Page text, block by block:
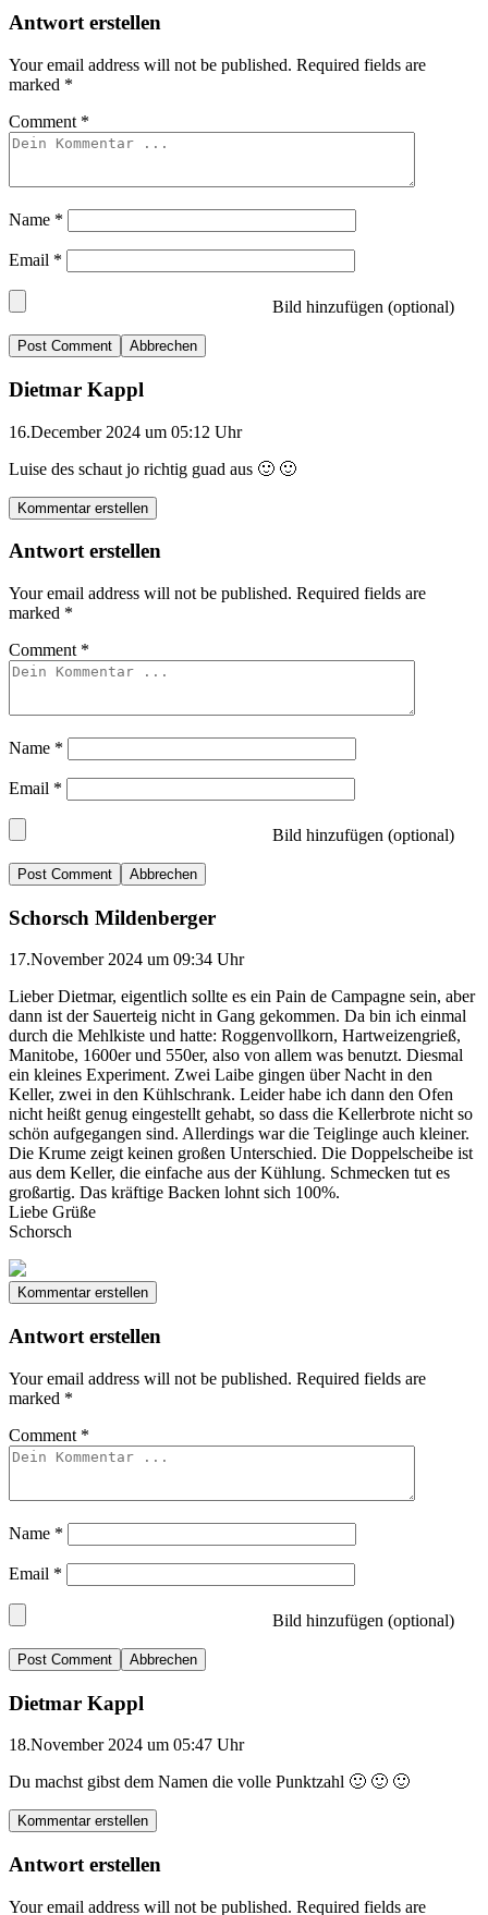
Antwort erstellen
Your email address will not be published. Required fields are
marked *
Comment *
Name *
Email *
Bild hinzufügen (optional)
Abbrechen
Dietmar Kappl
16.December 2024 um 05:12 Uhr
Luise des schaut jo richtig guad aus 🙂 🙂
Kommentar erstellen
Antwort erstellen
Your email address will not be published. Required fields are
marked *
Comment *
Name *
Email *
Bild hinzufügen (optional)
Abbrechen
Schorsch Mildenberger
17.November 2024 um 09:34 Uhr
Lieber Dietmar, eigentlich sollte es ein Pain de Campagne sein, aber
dann ist der Sauerteig nicht in Gang gekommen. Da bin ich einmal
durch die Mehlkiste und hatte: Roggenvollkorn, Hartweizengrieß,
Manitobe, 1600er und 550er, also von allem was benutzt. Diesmal
ein kleines Experiment. Zwei Laibe gingen über Nacht in den
Keller, zwei in den Kühlschrank. Leider habe ich dann den Ofen
nicht heißt genug eingestellt gehabt, so dass die Kellerbrote nicht so
schön aufgegangen sind. Allerdings war die Teiglinge auch kleiner.
Die Krume zeigt keinen großen Unterschied. Die Doppelscheibe ist
aus dem Keller, die einfache aus der Kühlung. Schmecken tut es
großartig. Das kräftige Backen lohnt sich 100%.
Liebe Grüße
Schorsch
Kommentar erstellen
Antwort erstellen
Your email address will not be published. Required fields are
marked *
Comment *
Name *
Email *
Bild hinzufügen (optional)
Abbrechen
Dietmar Kappl
18.November 2024 um 05:47 Uhr
Du machst gibst dem Namen die volle Punktzahl 🙂 🙂 🙂
Kommentar erstellen
Antwort erstellen
Your email address will not be published. Required fields are